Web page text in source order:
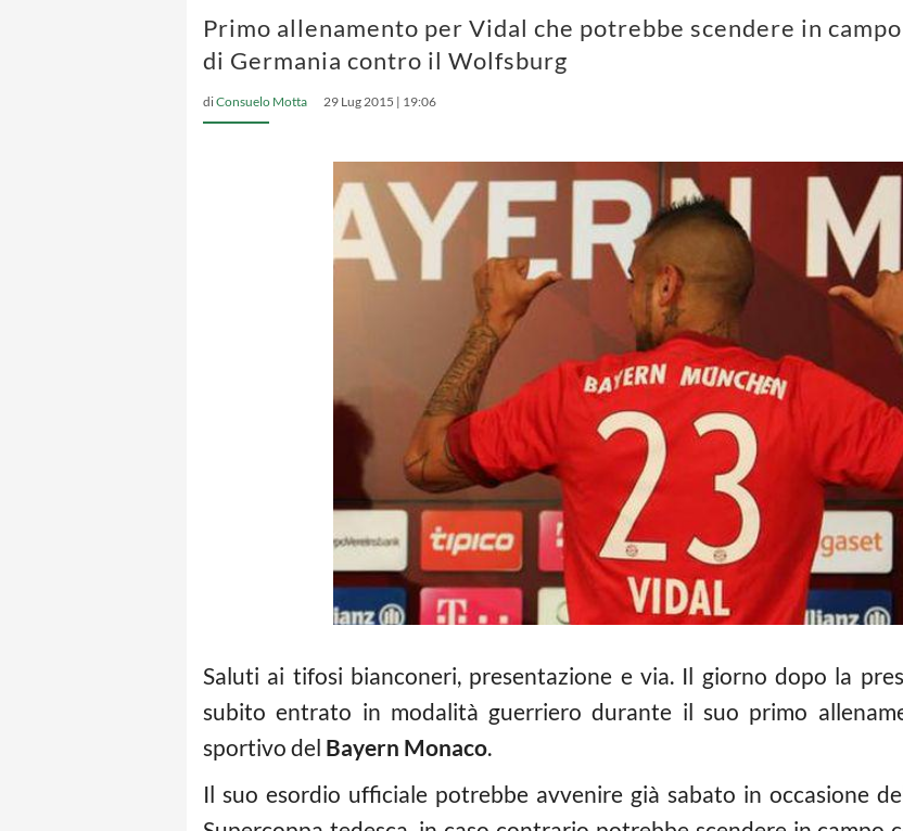
Primo allenamento per Vidal che potrebbe scendere in
di Germania contro il Wolfsburg
diConsuelo Motta 29 Lug 2015 | 19:06
Saluti ai tifosi bianconeri, presentazione e via. Il giorno dopo la
subito entrato in modalità guerriero durante il suo primo
sportivo del Bayern Monaco.
Il suo esordio ufficiale potrebbe avvenire già sabato in occasione